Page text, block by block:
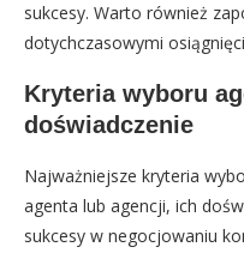
sukcesy. Warto również
dotychczasowymi
Kryteria wyboru
doświadczenie
Najważniejsze kryteria
agenta lub agencji, ich
sukcesy w negocjowaniu